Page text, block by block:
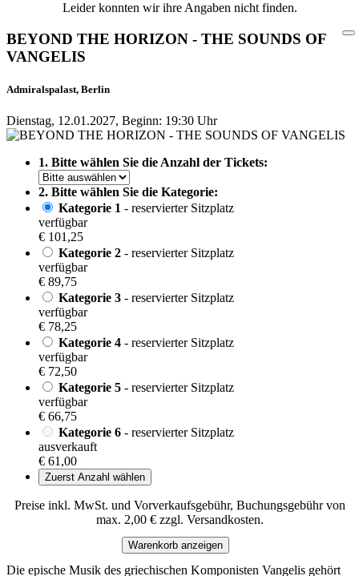
Leider konnten wir ihre Angaben nicht finden.
BEYOND THE HORIZON - THE SOUNDS OF
VANGELIS
Admiralspalast, Berlin
Dienstag, 12.01.2027, Beginn: 19:30 Uhr
1. Bitte wählen Sie die Anzahl der Tickets:
2. Bitte wählen Sie die Kategorie:
Kategorie 1 - reservierter Sitzplatz
verfügbar
€ 101,25
Kategorie 2 - reservierter Sitzplatz
verfügbar
€ 89,75
Kategorie 3 - reservierter Sitzplatz
verfügbar
€ 78,25
Kategorie 4 - reservierter Sitzplatz
verfügbar
€ 72,50
Kategorie 5 - reservierter Sitzplatz
verfügbar
€ 66,75
Kategorie 6 - reservierter Sitzplatz
ausverkauft
€ 61,00
Zuerst Anzahl wählen
Preise inkl. MwSt. und Vorverkaufsgebühr, Buchungsgebühr von
max. 2,00 € zzgl. Versandkosten.
Warenkorb anzeigen
Die epische Musik des griechischen Komponisten Vangelis gehört